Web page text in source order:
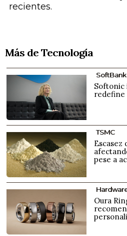
recientes.
Más de Tecnología
SoftBank
Softonic
redefine
TSMC
Escasez
pese a
Oura